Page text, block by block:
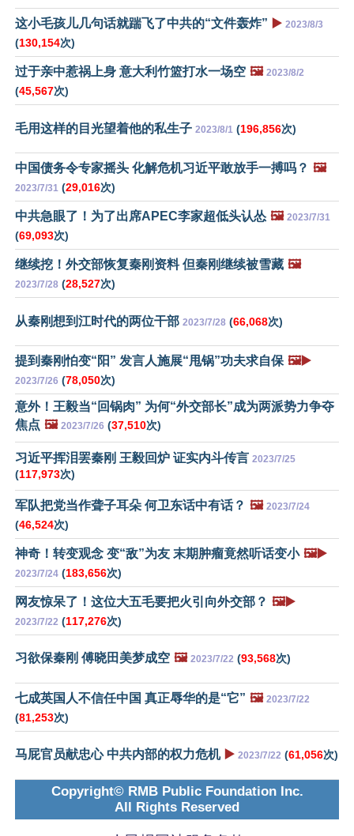
这小毛孩儿几句话就踹飞了中共的“文件轰炸” ▶️ 2023/8/3
(130,154次)
过于亲中惹祸上身 意大利竹篮打水一场空 🖼️ 2023/8/2
(45,567次)
毛用这样的目光望着他的私生子 2023/8/1 (196,856次)
中国债务令专家摇头 化解危机习近平敢放手一搏吗？ 🖼️
2023/7/31 (29,016次)
中共急眼了！为了出席APEC李家超低头认怂 🖼️ 2023/7/31
(69,093次)
继续挖！外交部恢复秦刚资料 但秦刚继续被雪藏 🖼️
2023/7/28 (28,527次)
从秦刚想到江时代的两位干部 2023/7/28 (66,068次)
提到秦刚怕变“阳” 发言人施展“甩锅”功夫求自保 🖼️▶️
2023/7/26 (78,050次)
意外！王毅当“回锅肉” 为何“外交部长”成为两派势力争夺
焦点 🖼️ 2023/7/26 (37,510次)
习近平挥泪罢秦刚 王毅回炉 证实内斗传言 2023/7/25
(117,973次)
军队把党当作聋子耳朵 何卫东话中有话？ 🖼️ 2023/7/24
(46,524次)
神奇！转变观念 变“敌”为友 末期肿瘤竟然听话变小 🖼️▶️
2023/7/24 (183,656次)
网友惊呆了！这位大五毛要把火引向外交部？ 🖼️▶️
2023/7/22 (117,276次)
习欲保秦刚 傅晓田美梦成空 🖼️ 2023/7/22 (93,568次)
七成英国人不信任中国 真正辱华的是“它” 🖼️ 2023/7/22
(81,253次)
马屁官员献忠心 中共内部的权力危机 ▶️ 2023/7/22 (61,056次)
Copyright© RMB Public Foundation Inc.
All Rights Reserved